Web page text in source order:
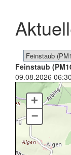
Feinstaub
09.08.2026 06:30
+
–